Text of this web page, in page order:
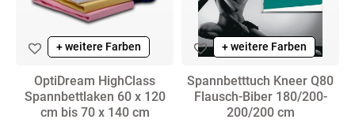
+ weitere Farben
OptiDream HighClass
Spannbettlaken 60 x 120
cm bis 70 x 140 cm
+ weitere Farben
Spannbetttuch Kneer Q80
Flausch-Biber 180/200-
200/200 cm